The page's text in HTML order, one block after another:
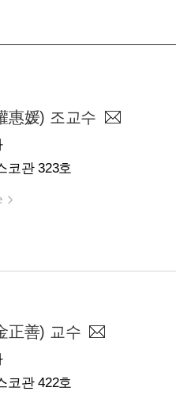
惠媛) 조교수
코관 323호
正善) 교수
코관 422호